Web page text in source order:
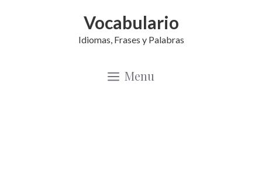
Vocabulario
Idiomas, Frases y Palabras
Menu